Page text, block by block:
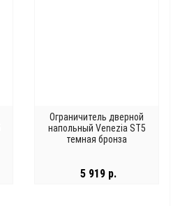
Ограничитель дверной
напольный Venezia ST5
темная бронза
5 919 р.